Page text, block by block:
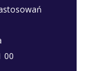
00